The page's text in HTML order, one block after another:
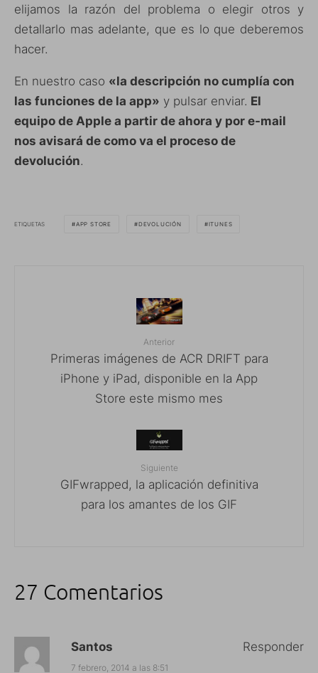
elijamos la razón del problema o elegir otros y
detallarlo mas adelante, que es lo que deberemos
hacer.
En nuestro caso «la descripción no cumplía con
las funciones de la app» y pulsar enviar. El
equipo de Apple a partir de ahora y por e-mail
nos avisará de como va el proceso de
devolución.
ETIQUETAS APP STORE DEVOLUCIÓN ITUNES
Anterior
Primeras imágenes de ACR DRIFT para
iPhone y iPad, disponible en la App
Store este mismo mes
Siguiente
GIFwrapped, la aplicación definitiva
para los amantes de los GIF
27 Comentarios
Santos
7 febrero, 2014 a las 8:51
Responder